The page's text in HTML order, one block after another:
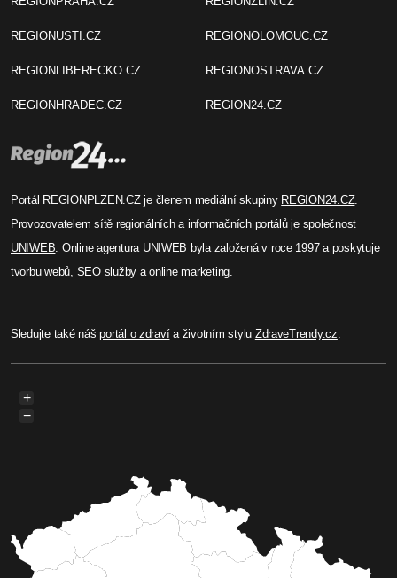
Lenka Hubingerová
Plzeň usnadňuje třídění - BIO
nádoby zdarma